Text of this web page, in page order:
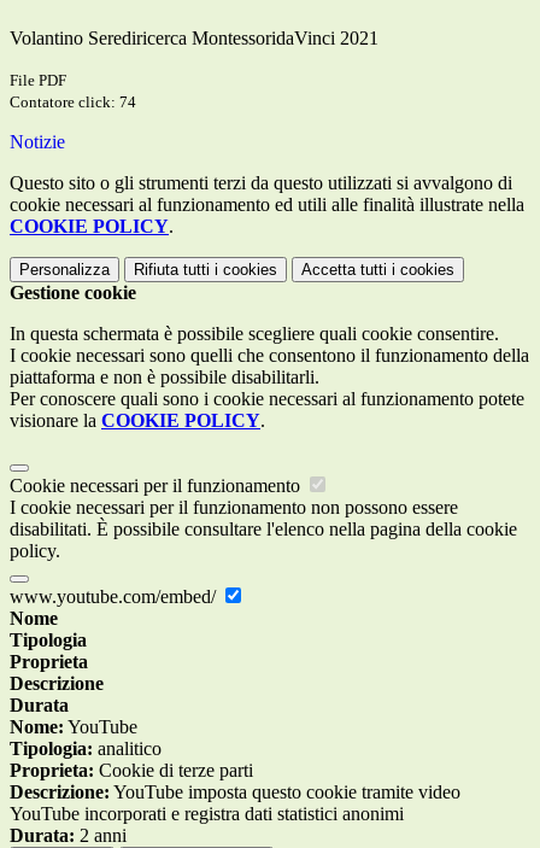
Volantino Serediricerca MontessoridaVinci 2021
File PDF
Contatore click: 74
Notizie
Questo sito o gli strumenti terzi da questo utilizzati si avvalgono di
cookie necessari al funzionamento ed utili alle finalità illustrate nella
COOKIE POLICY.
Personalizza Rifiuta tutti i cookies Accetta tutti i cookies
Gestione cookie
In questa schermata è possibile scegliere quali cookie consentire.
I cookie necessari sono quelli che consentono il funzionamento della
piattaforma e non è possibile disabilitarli.
Per conoscere quali sono i cookie necessari al funzionamento potete
visionare la COOKIE POLICY.
Cookie necessari per il funzionamento
I cookie necessari per il funzionamento non possono essere
disabilitati. È possibile consultare l'elenco nella pagina della cookie
policy.
www.youtube.com/embed/
Nome
Tipologia
Proprieta
Descrizione
Durata
Nome: YouTube
Tipologia: analitico
Proprieta: Cookie di terze parti
Descrizione: YouTube imposta questo cookie tramite video
YouTube incorporati e registra dati statistici anonimi
Durata: 2 anni